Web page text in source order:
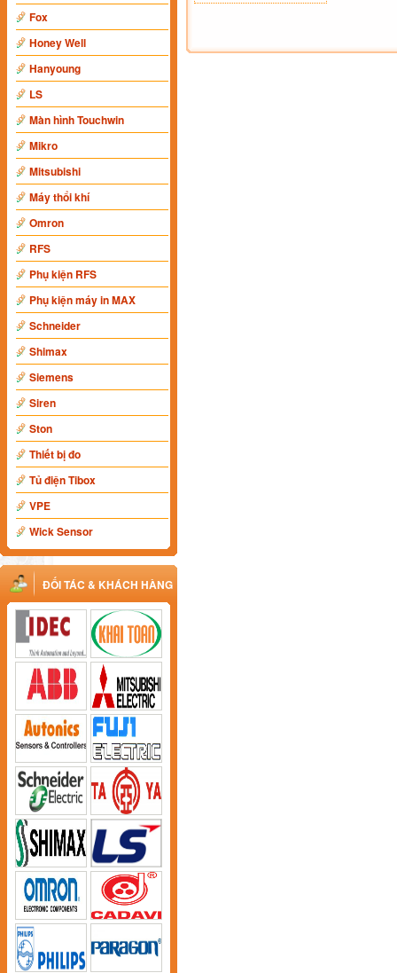
Fox
Honey Well
Hanyoung
LS
Màn hình Touchwin
Mikro
Mitsubishi
Máy thổi khí
Omron
RFS
Phụ kiện RFS
Phụ kiện máy in MAX
Schneider
Shimax
Siemens
Siren
Ston
Thiết bị đo
Tủ điện Tibox
VPE
Wick Sensor
ĐỐI TÁC & KHÁCH HÀNG